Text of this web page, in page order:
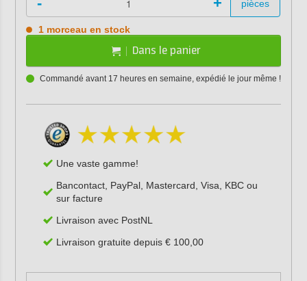
pièces
1 morceau en stock
Dans le panier
Commandé avant 17 heures en semaine, expédié le jour même !
Une vaste gamme!
Bancontact, PayPal, Mastercard, Visa, KBC ou
sur facture
Livraison avec PostNL
Livraison gratuite depuis € 100,00